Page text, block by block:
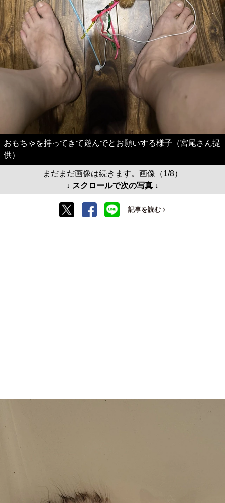
おもちゃを持ってきて遊んでとお願いする様子（宮尾さん提
供）
まだまだ画像は続きます。画像（1/8）
↓ スクロールで次の写真 ↓
記事を読む